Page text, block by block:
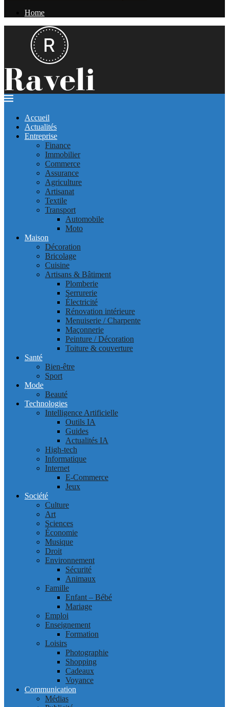
Home
Accueil
Actualités
Entreprise
Finance
Immobilier
Commerce
Assurance
Agriculture
Artisanat
Textile
Transport
Automobile
Moto
Maison
Décoration
Bricolage
Cuisine
Artisans & Bâtiment
Plomberie
Serrurerie
Électricité
Rénovation intérieure
Menuiserie / Charpente
Maçonnerie
Peinture / Décoration
Toiture & couverture
Santé
Bien-être
Sport
Mode
Beauté
Technologies
Intelligence Artificielle
Outils IA
Guides
Actualités IA
High-tech
Informatique
Internet
E-Commerce
Jeux
Société
Culture
Art
Sciences
Économie
Musique
Droit
Environnement
Sécurité
Animaux
Famille
Enfant – Bébé
Mariage
Emploi
Enseignement
Formation
Loisirs
Photographie
Shopping
Cadeaux
Voyance
Communication
Médias